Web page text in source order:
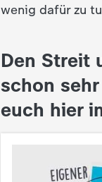
wenig dafür zu
Den Streit
schon
euch hier